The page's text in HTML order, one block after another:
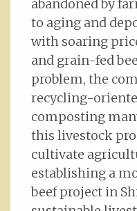
abandoned by
to aging and
with soaring
and grain-fed
problem, the
recycling-
composting
this livestock
cultivate
establishing a
beef project in